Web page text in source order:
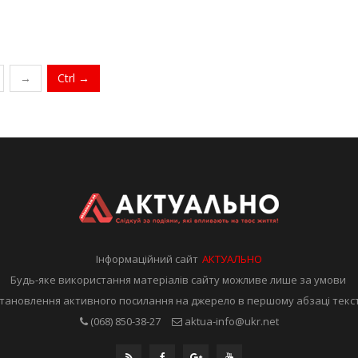
→ Ctrl →
Інформаційний сайтАКТУАЛЬНО
Будь-яке використання матеріалів сайту можливе лише за умови
активного посилання на джерело в першому абзаці
(068) 850-38-27
aktua-info@ukr.net